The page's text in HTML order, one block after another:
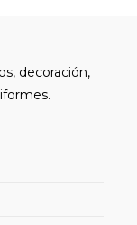
decoración,